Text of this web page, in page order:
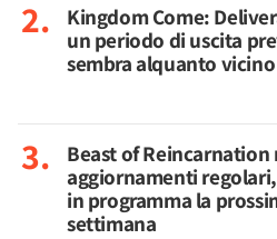
Kingdom Come:
un periodo di uscita
sembra alquanto vicino
Beast of Reincarnation
aggiornamenti
in programma la
settimana